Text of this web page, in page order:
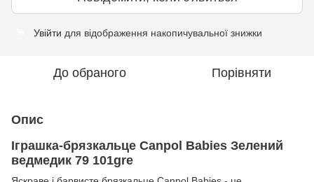
Увійти для відображення накопичувальної знижки
До обраного Порівняти
Опис
Іграшка-брязкальце Canpol Babies Зелений
ведмедик 79 101gre